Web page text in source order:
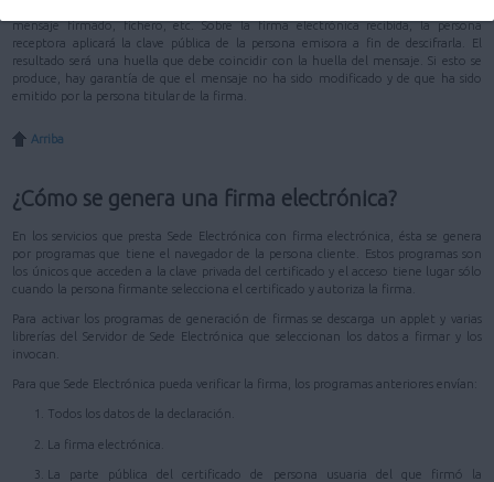
mensaje firmado, fichero, etc. Sobre la firma electrónica recibida, la persona
receptora aplicará la clave pública de la persona emisora a fin de descifrarla. El
resultado será una huella que debe coincidir con la huella del mensaje. Si esto se
produce, hay garantía de que el mensaje no ha sido modificado y de que ha sido
emitido por la persona titular de la firma.
Arriba
¿Cómo se genera una firma electrónica?
En los servicios que presta Sede Electrónica con firma electrónica, ésta se genera
por programas que tiene el navegador de la persona cliente. Estos programas son
los únicos que acceden a la clave privada del certificado y el acceso tiene lugar sólo
cuando la persona firmante selecciona el certificado y autoriza la firma.
Para activar los programas de generación de firmas se descarga un applet y varias
librerías del Servidor de Sede Electrónica que seleccionan los datos a firmar y los
invocan.
Para que Sede Electrónica pueda verificar la firma, los programas anteriores envían:
Todos los datos de la declaración.
La firma electrónica.
La parte pública del certificado de persona usuaria del que firmó la